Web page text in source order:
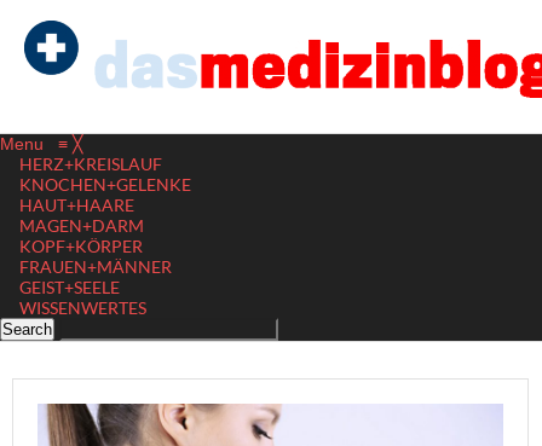
Menu ≡ ╳
HERZ+KREISLAUF
KNOCHEN+GELENKE
HAUT+HAARE
MAGEN+DARM
KOPF+KÖRPER
FRAUEN+MÄNNER
GEIST+SEELE
WISSENWERTES